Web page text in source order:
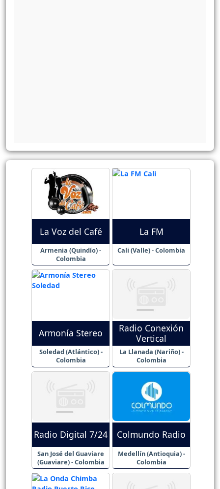
La Voz del Café
Armenia (Quindío) -
Colombia
La FM
Cali (Valle) - Colombia
Armonía Stereo
Soledad (Atlántico) -
Colombia
Radio Conexión
Vertical
La Llanada (Nariño) -
Colombia
Radio Digital 7/24
San José del Guaviare
(Guaviare) - Colombia
Colmundo Radio
Medellín (Antioquia) -
Colombia